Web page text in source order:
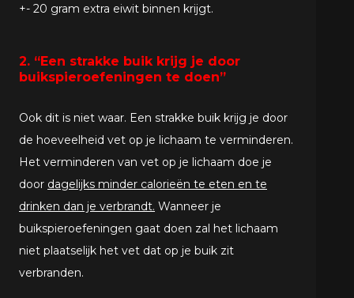
+- 20 gram extra eiwit binnen krijgt.
2. “Een strakke buik krijg je door
buikspieroefeningen te doen”
Ook dit is niet waar. Een strakke buik krijg je door
de hoeveelheid vet op je lichaam te verminderen.
Het verminderen van vet op je lichaam doe je
door dagelijks minder calorieën te eten en te
drinken dan je verbrandt. Wanneer je
buikspieroefeningen gaat doen zal het lichaam
niet plaatselijk het vet dat op je buik zit
verbranden.